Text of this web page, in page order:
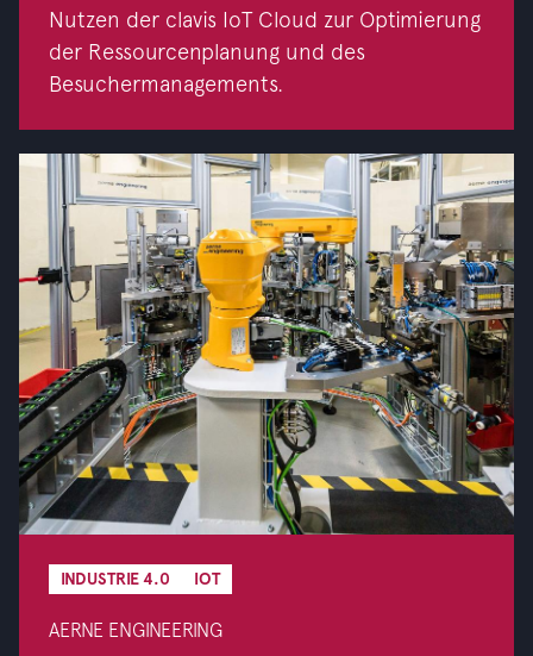
Nutzen der clavis IoT Cloud zur Optimierung
der Ressourcenplanung und des
Besuchermanagements.
INDUSTRIE 4.0 IOT
AERNE ENGINEERING